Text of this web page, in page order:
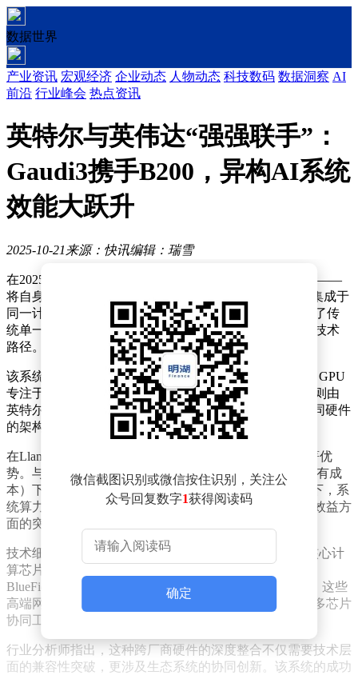
数据世界
产业资讯 宏观经济 企业动态 人物动态 科技数码 数据洞察 AI
前沿 行业峰会 热点资讯
英特尔与英伟达“强强联手”：
Gaudi3携手B200，异构AI系统
效能大跃升
2025-10-21 来源：快讯编辑：瑞雪
在2025 OCP全球峰会上，英特尔推出了一项突破性技术——
将自身Gaudi3 AI加速器与英伟达B200 Tensor Core GPU集成于
同一计算架构，构建出高效异构AI系统。这一创新打破了传
统单一厂商硬件方案的局限，为AI计算领域开辟了新的技术
路径。
该系统的核心设计理念在于任务分工优化：英伟达B200 GPU
专注于AI模型的预填充阶段，而计算密集型的解码任务则由
英特尔Gaudi3加速器承担。这种分工策略充分发挥了不同硬件
的架构优势，实现了计算资源的高效利用。
在Llama开源大模型的实测中，这套异构系统展现出显著优
势。与纯B200构成的同构系统相比，其同TCO（总体拥有成
本）下的性能提升最高达70%，意味着在相同成本投入下，系
统算力产出接近翻倍。这一数据验证了异构架构在成本效益方
面的突出表现。
技术细节方面，外媒SemiAnalysis披露该系统除搭载双核心计
算芯片外，还集成了英伟达ConnectX-7 400GbE网卡、
BlueField-3 DPU以及博通Tomahawk5 51.2Tb/s交换芯片。这些
高端网络组件的加入，显著扩展了系统的扩展域，确保多芯片
协同工作时的数据传输效率。
行业分析师指出，这种跨厂商硬件的深度整合不仅需要技术层
面的兼容性突破，更涉及生态系统的协同创新。该系统的成功
微信截图识别或微信按住识别，关注公
众号回复数字1获得阅读码
确定